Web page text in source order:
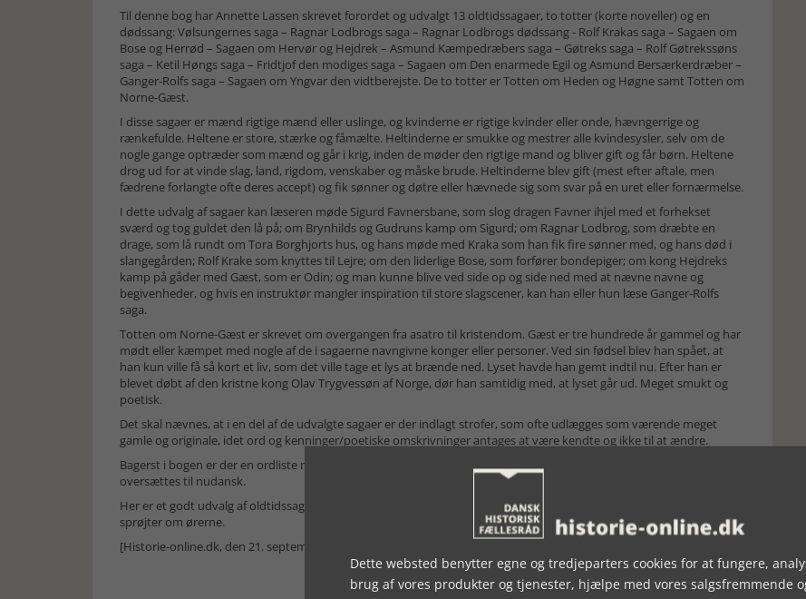
Til denne bog har Annette Lassen skrevet forordet og udvalgt 13 oldtidssagaer, to totter (korte noveller) og en
dødssang: Vølsungernes saga – Ragnar Lodbrogs saga – Ragnar Lodbrogs dødssang - Rolf Krakas saga – Sagaen om
Bose og Herrød – Sagaen om Hervør og Hejdrek – Asmund Kæmpedræbers saga – Gøtreks saga – Rolf Gøtrekssøns
saga – Ketil Høngs saga – Fridtjof den modiges saga – Sagaen om Den enarmede Egil og Asmund Bersærkerdræber –
Ganger-Rolfs saga – Sagaen om Yngvar den vidtberejste. De to totter er Totten om Heden og Høgne samt Totten om
Norne-Gæst.
I disse sagaer er mænd rigtige mænd eller uslinge, og kvinderne er rigtige kvinder eller onde, hævngerrige og
rænkefulde. Heltene er store, stærke og fåmælte. Heltinderne er smukke og mestrer alle kvindesysler, selv om de
nogle gange optræder som mænd og går i krig, inden de møder den rigtige mand og bliver gift og får børn. Heltene
drog ud for at vinde slag, land, rigdom, venskaber og måske brude. Heltinderne blev gift (mest efter aftale, men
fædrene forlangte ofte deres accept) og fik sønner og døtre eller hævnede sig som svar på en uret eller fornærmelse.
I dette udvalg af sagaer kan læseren møde Sigurd Favnersbane, som slog dragen Favner ihjel med et forhekset
sværd og tog guldet den lå på; om Brynhilds og Gudruns kamp om Sigurd; om Ragnar Lodbrog, som dræbte en
drage, som lå rundt om Tora Borghjorts hus, og hans møde med Kraka som han fik fire sønner med, og hans død i
slangegården; Rolf Krake som knyttes til Lejre; om den liderlige Bose, som forfører bondepiger; om kong Hejdreks
kamp på gåder med Gæst, som er Odin; og man kunne blive ved side op og side ned med at nævne navne og
begivenheder, og hvis en instruktør mangler inspiration til store slagscener, kan han eller hun læse Ganger-Rolfs
saga.
Totten om Norne-Gæst er skrevet om overgangen fra asatro til kristendom. Gæst er tre hundrede år gammel og har
mødt eller kæmpet med nogle af de i sagaerne navngivne konger eller personer. Ved sin fødsel blev han spået, at
han kun ville få så kort et liv, som det ville tage et lys at brænde ned. Lyset havde han gemt indtil nu. Efter han er
blevet døbt af den kristne kong Olav Trygvessøn af Norge, dør han samtidig med, at lyset går ud. Meget smukt og
poetisk.
Det skal nævnes, at i en del af de udvalgte sagaer er der indlagt strofer, som ofte udlægges som værende meget
gamle og originale, idet ord og kenninger/poetiske omskrivninger antages at være kendte og ikke til at ændre.
Bagerst i bogen er der en ordliste med forklaringer på nogle af de ”gamle” ord, som ikke kan eller skal ændres eller
oversættes til nudansk.
Her er et godt udvalg af oldtidssagaer, som kan få én til at smile, grine eller spærre øjnene op, medens blodet
sprøjter om ørerne.
[Historie-online.dk, den 21. september 2021]
Dette websted benytter egne og tredjeparters cookies for at fungere,
brug af vores produkter og tjenester, hjælpe med vores salgsfremmende